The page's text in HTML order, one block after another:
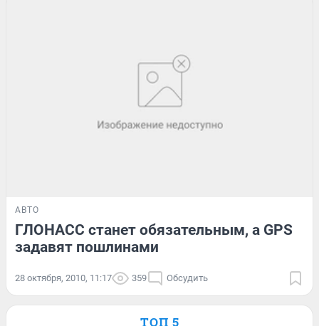
АВТО
ГЛОНАСС станет обязательным, а GPS
задавят пошлинами
28 октября, 2010, 11:17 359 Обсудить
ТОП 5